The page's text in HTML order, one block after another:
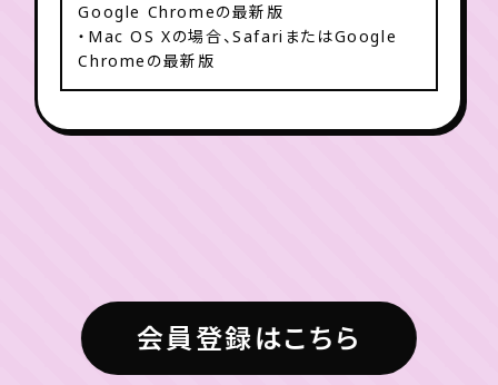
Google Chromeの最新版
・Mac OS Xの場合、SafariまたはGoogle
Chromeの最新版
会員登録はこちら
© G-STAR.PRO/Fanplus